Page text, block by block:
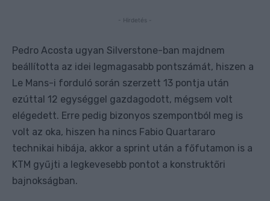
- Hirdetés -
Pedro Acosta ugyan Silverstone-ban majdnem
beállította az idei legmagasabb pontszámát, hiszen a
Le Mans-i forduló során szerzett 13 pontja után
ezúttal 12 egységgel gazdagodott, mégsem volt
elégedett. Erre pedig bizonyos szempontból meg is
volt az oka, hiszen ha nincs Fabio Quartararo
technikai hibája, akkor a sprint után a főfutamon is a
KTM gyűjti a legkevesebb pontot a konstruktőri
bajnokságban.